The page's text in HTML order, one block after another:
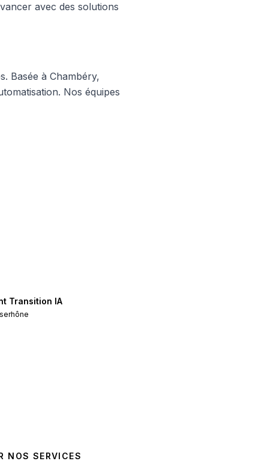
avec des solutions
Basée à Chambéry,
Nos équipes
Transition IA
NOS SERVICES